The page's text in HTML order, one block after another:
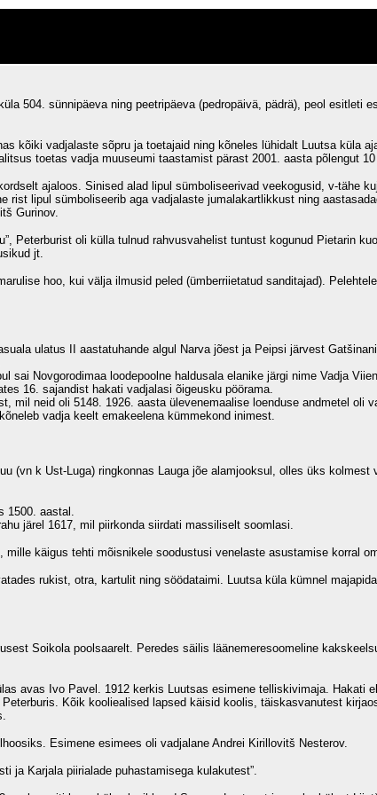
504. sünnipäeva ning peetripäeva (pedropäivä, pädrä), peol esitleti
kõiki vadjalaste sõpru ja toetajaid ning kõneles lühidalt Luutsa küla
toetas vadja muuseumi taastamist pärast 2001. aasta põlengut 10
ajaloos. Sinised alad lipul sümboliseerivad veekogusid, v-tähe
rist lipul sümboliseerib aga vadjalaste jumalakartlikkust ning
Gurinov.
Peterburist oli külla tulnud rahvusvahelist tuntust kogunud Pietarin
jt.
hoo, kui välja ilmusid peled (ümberriietatud sanditajad).
ulatus II aastatuhande algul Narva jõest ja Peipsi järvest
sai Novgorodimaa loodepoolne haldusala elanike järgi nime Vadja
16. sajandist hakati vadjalasi õigeusku pöörama.
mil neid oli 5148. 1926. aasta ülevenemaalise loenduse andmetel oli
vadja keelt emakeelena kümmekond inimest.
(vn k Ust-Luga) ringkonnas Lauga jõe alamjooksul, olles üks
1500. aastal.
järel 1617, mil piirkonda siirdati massiliselt soomlasi.
käigus tehti mõisnikele soodustusi venelaste asustamise korral
rukist, otra, kartulit ning söödataimi. Luutsa küla kümnel
Soikola poolsaarelt. Peredes säilis läänemeresoomeline
avas Ivo Pavel. 1912 kerkis Luutsas esimene telliskivimaja. Hakati
Kõik kooliealised lapsed käisid koolis, täiskasvanutest
Esimene esimees oli vadjalane Andrei Kirillovitš Nesterov.
ja Karjala piirialade puhastamisega kulakutest”.